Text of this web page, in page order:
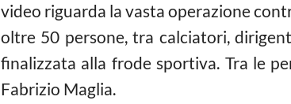
video riguarda la vasta operazione
oltre 50 persone, tra calciatori,
finalizzata alla frode sportiva. Tra le
Fabrizio Maglia.